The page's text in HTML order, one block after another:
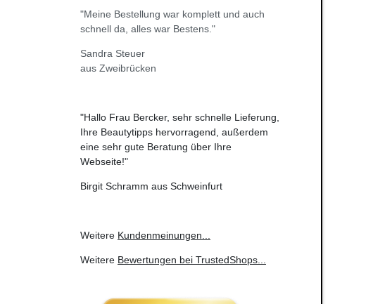
"Meine Bestellung war komplett und auch
schnell da, alles war Bestens."
Sandra Steuer
aus Zweibrücken
"Hallo Frau Bercker, sehr schnelle Lieferung,
Ihre Beautytipps hervorragend, außerdem
eine sehr gute Beratung über Ihre
Webseite!"
Birgit Schramm aus Schweinfurt
Weitere Kundenmeinungen
Weitere Bewertungen bei TrustedShops